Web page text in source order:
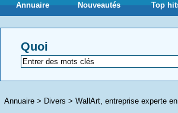
Annuaire Nouveautés Top
Quoi
Annuaire > Divers > WallArt, entreprise experte